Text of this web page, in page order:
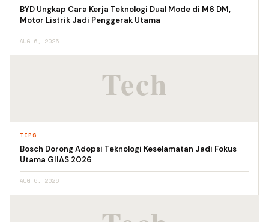
BYD Ungkap Cara Kerja Teknologi Dual Mode di M6 DM,
Motor Listrik Jadi Penggerak Utama
AUG 6, 2026
TIPS
Bosch Dorong Adopsi Teknologi Keselamatan Jadi Fokus
Utama GIIAS 2026
AUG 6, 2026